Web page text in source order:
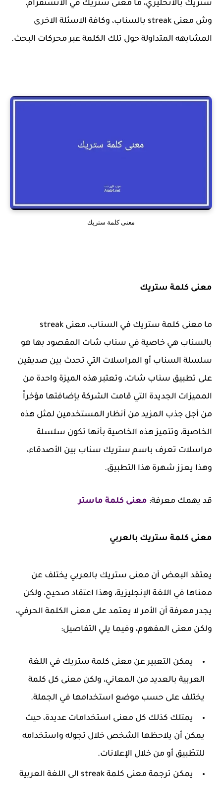
ستريك بالانحليزي، ما معنى ستريك في الانستقرام،
وش معنى streak بالسناب، وكافة الاسئلة الاخرى
المشابهه المتداولة حول تلك الكلمة عبر محركات البحث.
معنى كلمة ستريك
معنى كلمة ستريك
ما معنى كلمة ستريك في السناب، معنى streak
بالسناب هي خاصية في سناب شات المقصود بها هو
سلسلة السناب أو المراسلات التي تحدث بين صديقين
على تطبيق سناب شات، وتعتبر هذه الميزة واحدة من
المميزات الجديدة التي قامت الشركة بإضافتها مؤخراً
من أجل جذب المزيد من أنظار المستخدمين لمثل هذه
الخاصية، وتتميز هذه الخاصية بأنها تكون سلسلة
مراسلات تعرف باسم ستريك سناب بين الأصدقاء،
وهذا يعزز شهرة هذا التطبيق.
قد يهمك معرفة: معنى كلمة ماستر
معنى كلمة ستريك بالعربي
يعتقد البعض أن معنى ستريك بالعربي يختلف عن
معناها في اللغة الإنجليزية، وهذا اعتقاد صحيح، ولكن
يجدر معرفة أن الأمر لا يعتمد على معنى الكلمة الحرفي،
ولكن معنى المفهوم، وفيما يلي التفاصيل:
يمكن التعبير عن معنى كلمة ستريك في اللغة
العربية بالعديد من المعاني، ولكن معنى كل كلمة
يختلف على حسب موضع استخدامها في الجملة.
يمتلك كذلك كل معنى استخدامات عديدة، حيث
يمكن أن يلاحظها الشخص خلال تجوله واستخدامه
للتطَبيق أو من خلال الإعلانات.
يمكن ترجمة معنى كلمة streak الى اللغة العربية